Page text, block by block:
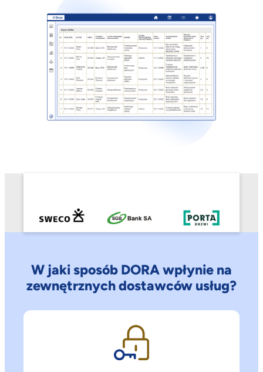
W jaki sposób DORA wpłynie na
zewnętrznych dostawców usług?